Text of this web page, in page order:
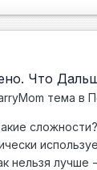
Что
тема в
нельзя лучше